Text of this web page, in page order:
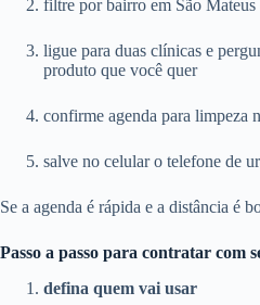
filtre por bairro em São
ligue para duas clínicas e
produto que você quer
confirme agenda para limpeza
salve no celular o telefone de
Se a agenda é rápida e a distância é
Passo a passo para contratar com
defina quem vai usar